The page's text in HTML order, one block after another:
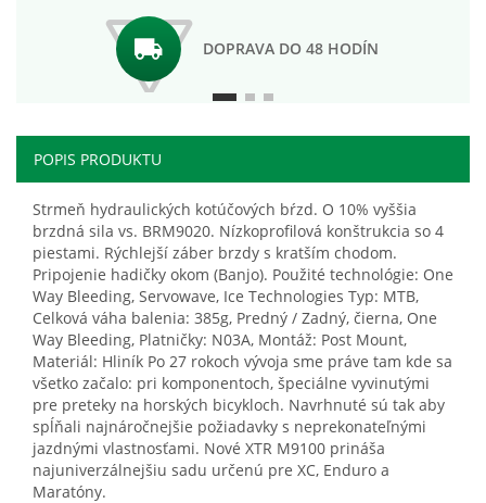
DOPRAVA DO 48 HODÍN
POPIS PRODUKTU
Strmeň hydraulických kotúčových bŕzd. O 10% vyššia
brzdná sila vs. BRM9020. Nízkoprofilová konštrukcia so 4
piestami. Rýchlejší záber brzdy s kratším chodom.
Pripojenie hadičky okom (Banjo). Použité technológie: One
Way Bleeding, Servowave, Ice Technologies Typ: MTB,
Celková váha balenia: 385g, Predný / Zadný, čierna, One
Way Bleeding, Platničky: N03A, Montáž: Post Mount,
Materiál: Hliník Po 27 rokoch vývoja sme práve tam kde sa
všetko začalo: pri komponentoch, špeciálne vyvinutými
pre preteky na horských bicykloch. Navrhnuté sú tak aby
spĺňali najnáročnejšie požiadavky s neprekonateľnými
jazdnými vlastnosťami. Nové XTR M9100 prináša
najuniverzálnejšiu sadu určenú pre XC, Enduro a
Maratóny.